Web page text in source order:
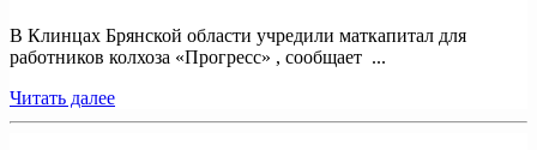
В Клинцах Брянской области учредили маткапитал для
работников колхоза «Прогресс» , сообщает ...
Читать далее